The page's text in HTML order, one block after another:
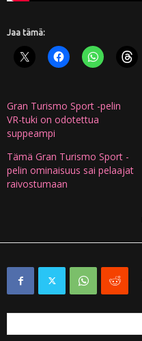
Jaa tämä:
Gran Turismo Sport -pelin
VR-tuki on odotettua
suppeampi
Tämä Gran Turismo Sport -
pelin ominaisuus sai pelaajat
raivostumaan